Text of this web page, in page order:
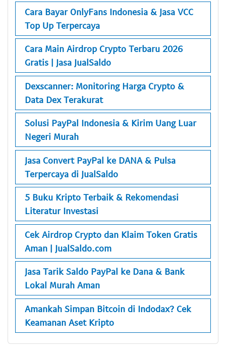
Cara Bayar OnlyFans Indonesia & Jasa VCC
Top Up Terpercaya
Cara Main Airdrop Crypto Terbaru 2026
Gratis | Jasa JualSaldo
Dexscanner: Monitoring Harga Crypto &
Data Dex Terakurat
Solusi PayPal Indonesia & Kirim Uang Luar
Negeri Murah
Jasa Convert PayPal ke DANA & Pulsa
Terpercaya di JualSaldo
5 Buku Kripto Terbaik & Rekomendasi
Literatur Investasi
Cek Airdrop Crypto dan Klaim Token Gratis
Aman | JualSaldo.com
Jasa Tarik Saldo PayPal ke Dana & Bank
Lokal Murah Aman
Amankah Simpan Bitcoin di Indodax? Cek
Keamanan Aset Kripto